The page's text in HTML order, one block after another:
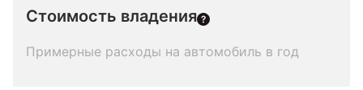
Стоимость владения
Примерные расходы на автомобиль в год